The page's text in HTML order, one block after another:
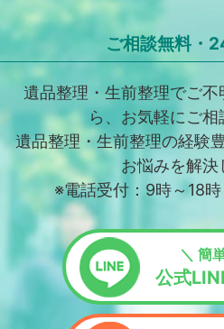
ご相談無料・
遺品整理・生前整理でご
ら、お気軽にご相
遺品整理・生前整理の経験
お悩みを解決
※電話受付：9時～18時
＼ 簡
公式